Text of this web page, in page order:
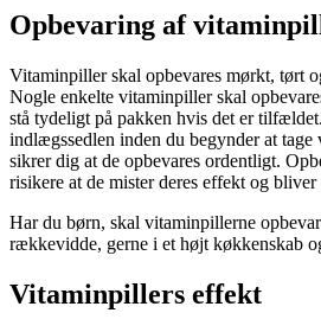
Opbevaring af
Vitaminpiller skal opbevares mørkt, tørt
Nogle enkelte vitaminpiller skal
stå tydeligt på pakken hvis det er
indlægssedlen inden du begynder at tage
sikrer dig at de opbevares ordentligt.
risikere at de mister deres effekt og bliver
Har du børn, skal vitaminpillerne
rækkevidde, gerne i et højt køkkenskab
Vitaminpillers effekt